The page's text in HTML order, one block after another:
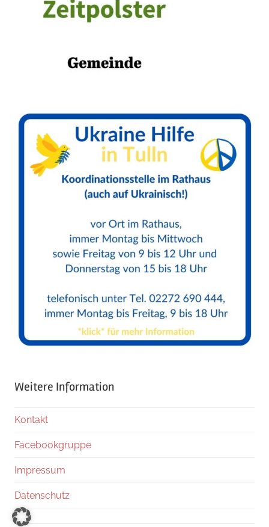
Weitere Information
Kontakt
Facebookgruppe
Impressum
Datenschutz